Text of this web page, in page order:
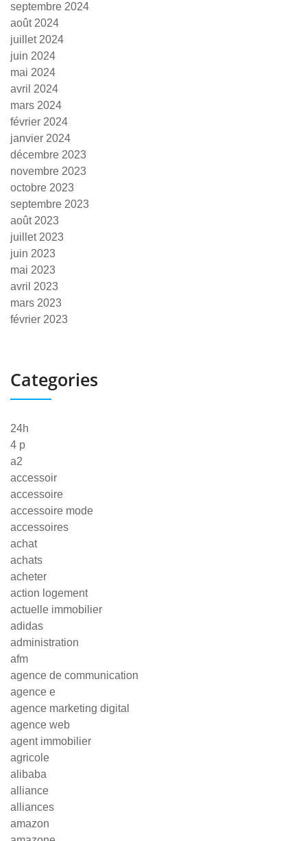
septembre 2024
août 2024
juillet 2024
juin 2024
mai 2024
avril 2024
mars 2024
février 2024
janvier 2024
décembre 2023
novembre 2023
octobre 2023
septembre 2023
août 2023
juillet 2023
juin 2023
mai 2023
avril 2023
mars 2023
février 2023
Categories
24h
4 p
a2
accessoir
accessoire
accessoire mode
accessoires
achat
achats
acheter
action logement
actuelle immobilier
adidas
administration
afm
agence de communication
agence e
agence marketing digital
agence web
agent immobilier
agricole
alibaba
alliance
alliances
amazon